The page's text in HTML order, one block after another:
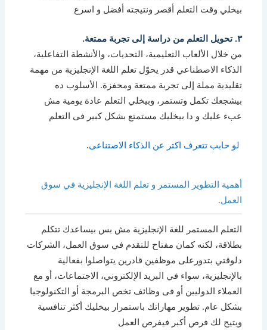
بيخلي وقت التعلم أقصر ونتيجته أفضل و اسرع
٣. تحويل التعلم من دراسة إلى تجربة ممتعة.
من خلال الألعاب التعليمية، التحديات، والأنشطة التفاعلية،
الذكاء الاصطناعي قدر يحوّل تعلم اللغة الإنجليزية من مهمة
تقليدية مملة إلى تجربة ممتعة ومحفزة. الأسلوب ده
بيشجعك تكمل وتستمر، وبيخلي التعلم عادة يومية مش
عبء عليك و دا بيخليك مستمتع بشكل كبير فى التعلم
لو حابب تتعرف اكتر عن الذكاء الاصتناعى.
أهمية التطوير المستمر و تعلم اللغة الإنجليزية في سوق
العمل.
التعلم المستمر للغة الإنجليزية مش بس بيساعدك تتكلم
بطلاقة، لكنه كمان مفتاح للتقدم في سوق العمل، الشركات
دلوقتي بتدورعلى موظفين قادرين يتواصلوا بفعالية
بالإنجليزية، سواء في البريد الإلكتروني، الاجتماعات، أو مع
العملاء الدوليين أو فى وظائف تخص البرمجة أو التكنولوجيا
بشكل عام. تطوير مهاراتك باستمرار بيخليك أكثر تنافسية
ويتيح لك فرص أكبر فيفرص العمل